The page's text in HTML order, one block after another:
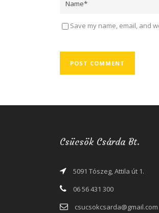
Save my name, email, and
Csücsök Csárda Bt.
5091 Tószeg, Attila út 1.
06 56 431 300
csucsokcsarda@gmail.com